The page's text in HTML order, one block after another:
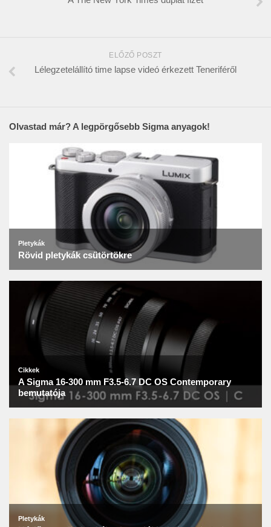
ELŐZŐ POSZT
Lélegzetelállító time lapse videó érkezett Teneriféről
Olvastad már? A legpörgősebb Sigma anyagok!